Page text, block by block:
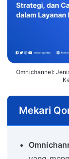
Omnichannel:
Mekari